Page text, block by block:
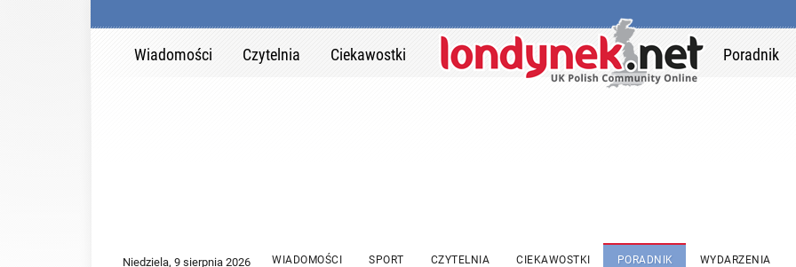
Wiadomości Czytelnia Ciekawostki Poradnik
WIADOMOŚCI SPORT CZYTELNIA CIEKAWOSTKI PORADNIK WYDARZENIA